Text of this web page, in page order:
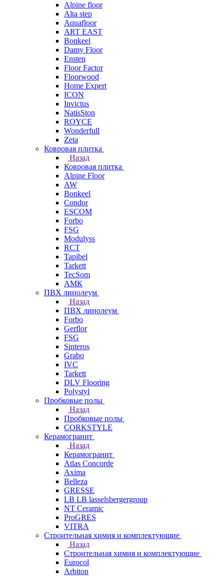
Alpine floor
Alta step
Aquafloor
ART EAST
Bonkeel
Damy Floor
Ensten
Floor Factor
Floorwood
Home Expert
ICON
Invictus
NatisSton
ROYCE
Wonderfull
Zeta
Ковровая плитка
Назад
Ковровая плитка
Alpine Floor
AW
Bonkeel
Condor
ESCOM
Forbo
FSG
Modulyss
RCT
Tapibel
Tarkett
TecSom
АМК
ПВХ линолеум
Назад
ПВХ линолеум
Forbo
Gerflor
FSG
Sinteros
Grabo
IVC
Tarkett
DLV Flooring
Polystyl
Пробковые полы
Назад
Пробковые полы
CORKSTYLE
Керамогранит
Назад
Керамогранит
Atlas Concorde
Axima
Belleza
GRESSE
LB LB lasselsbergergroup
NT Ceramic
ProGRES
VITRA
Строительная химия и комплектующие
Назад
Строительная химия и комплектующие
Eurocol
Arbiton